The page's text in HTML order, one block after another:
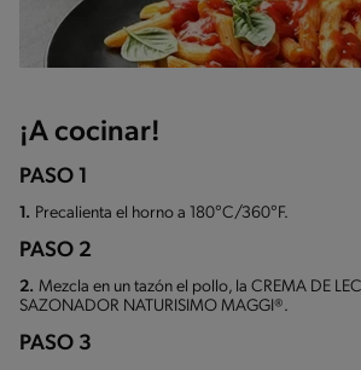
¡A cocinar!
PASO 1
1. Precalienta el horno a 180°C/360°F.
PASO 2
2. Mezcla en un tazón el pollo, la CREMA DE
SAZONADOR NATURISIMO MAGGI®.
PASO 3